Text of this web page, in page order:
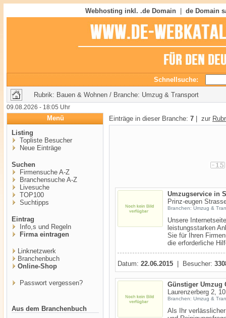
Webhosting inkl. .de Domain de Domain
Schnellsuche:
Rubrik: Bauen & Wohnen / Branche: Umzug & Transport
09.08.2026 - 18:05 Uhr
Menü
Listing
Topliste Besucher
Neue Einträge
Suchen
Firmensuche A-Z
Branchensuche A-Z
Livesuche
TOP100
Suchtipps
Eintrag
Info,s und Regeln
Firma eintragen
Linknetzwerk
Branchenbuch
Online-Shop
Passwort vergessen?
Aus dem Branchenbuch
Einträge in dieser Branche: 7 | zur
Umzugservice in
Prinz-eugen
Branchen: Umzug &
Unsere
leistungsstarken
Sie für Ihren
die erforderliche
Datum: 22.06.2015 | Besucher:
Günstiger Umzug
Laurenzerberg 2,
Branchen: Umzug &
Als Ihr